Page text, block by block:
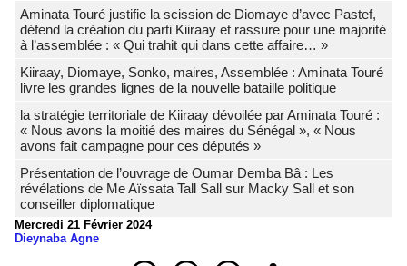
Aminata Touré justifie la scission de Diomaye d’avec Pastef,
défend la création du parti Kiiraay et rassure pour une majorité
à l’assemblée : « Qui trahit qui dans cette affaire… »
Kiiraay, Diomaye, Sonko, maires, Assemblée : Aminata Touré
livre les grandes lignes de la nouvelle bataille politique
la stratégie territoriale de Kiiraay dévoilée par Aminata Touré :
« Nous avons la moitié des maires du Sénégal », « Nous
avons fait campagne pour ces députés »
Présentation de l’ouvrage de Oumar Demba Bâ : Les
révélations de Me Aïssata Tall Sall sur Macky Sall et son
conseiller diplomatique
Mercredi 21 Février 2024
Dieynaba Agne